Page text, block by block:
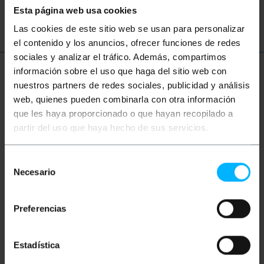
Esta página web usa cookies
Las cookies de este sitio web se usan para personalizar
el contenido y los anuncios, ofrecer funciones de redes
sociales y analizar el tráfico. Además, compartimos
información sobre el uso que haga del sitio web con
nuestros partners de redes sociales, publicidad y análisis
web, quienes pueden combinarla con otra información
que les haya proporcionado o que hayan recopilado a
partir del uso que haya hecho de sus servicios.
Necesario
Preferencias
Estadística
son RCA CVBS
Plus d'informations
Description
Câble vidéo blindé avec connecteur MiniDIN4-mâle à
une extrémité et MiniDIN4-femelle à l'autre, idéal
pour ceux qui veulent une connexion de qualité. Il a
besoins d'espace et de distance. Cette connexion
est parfaite pour transmettre de la vidéo avec un
signal stable sans interférence. Le câble vidéo blindé
efficace pour ceux qui souhaitent une meilleure
qualité d'image.